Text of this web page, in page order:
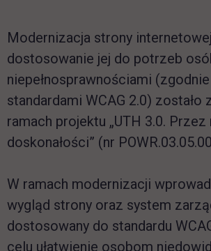
Modernizacja strony
dostosowanie jej do potrzeb
niepełnosprawnościami
standardami WCAG 2.0) zostało
ramach projektu „UTH 3.0.
doskonałości” (nr
W ramach modernizacji
wygląd strony oraz system
dostosowany do standardu
celu ułatwienie osobom